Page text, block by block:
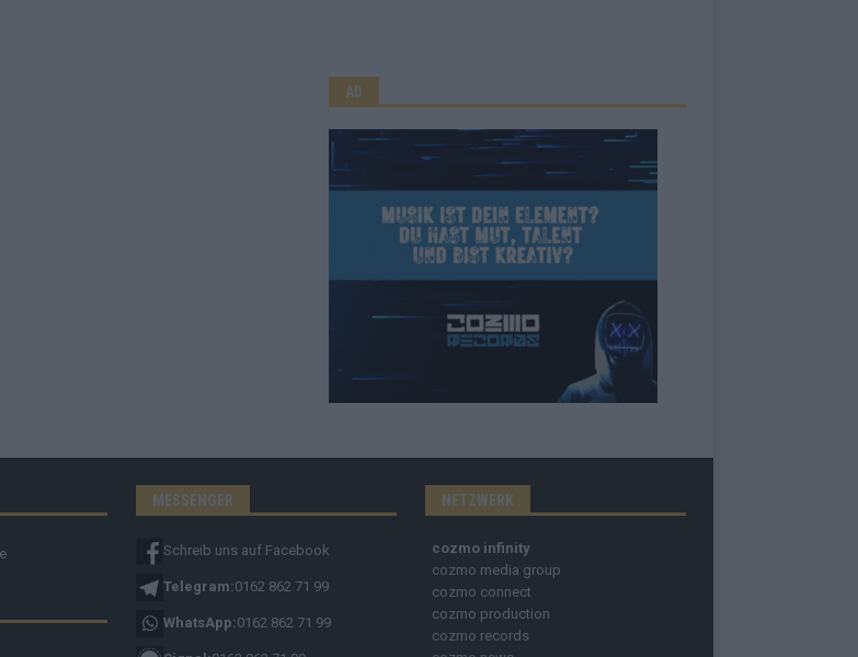
AD
MESSENGER
Schreib uns auf Facebook
Telegram:0162 862 71 99
WhatsApp:0162 862 71 99
NETZWERK
cozmo infinity
cozmo media group
cozmo connect
cozmo production
cozmo records